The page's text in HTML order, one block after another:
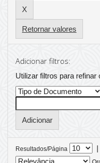
Retornar valores
Adicionar filtros:
Utilizar filtros para refinar
Resultados/Página |